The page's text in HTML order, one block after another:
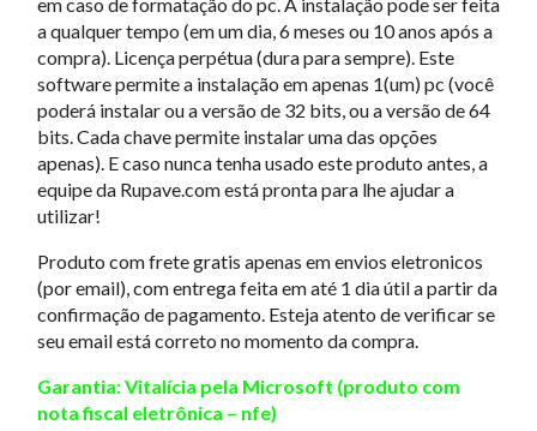
a qualquer tempo (em um dia, 6 meses ou 10 anos após a
compra). Licença perpétua (dura para sempre). Este
software permite a instalação em apenas 1(um) pc (você
poderá instalar ou a versão de 32 bits, ou a versão de 64
bits. Cada chave permite instalar uma das opções
apenas). E caso nunca tenha usado este produto antes, a
equipe da Rupave.com está pronta para lhe ajudar a
utilizar!
Produto com frete gratis apenas em envios eletronicos
(por email), com entrega feita em até 1 dia útil a partir da
confirmação de pagamento. Esteja atento de verificar se
seu email está correto no momento da compra.
Garantia: Vitalícia pela Microsoft (produto com
nota fiscal eletrônica – nfe)